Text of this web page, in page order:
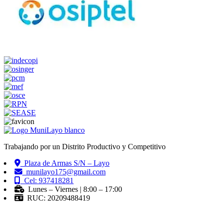
Trabajando por un Distrito Productivo y Competitivo
Plaza de Armas S/N – Layo
munilayo175@gmail.com
Cel: 937418281
Lunes – Viernes | 8:00 – 17:00
RUC: 20209488419